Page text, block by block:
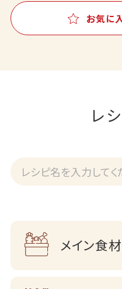
お気に
レ
メイン食